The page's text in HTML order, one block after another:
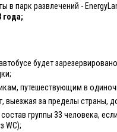
в парк развлечений -
года;
будет
путешествующим в
выезжая за пределы страны,
группы 33 человека,
WC);